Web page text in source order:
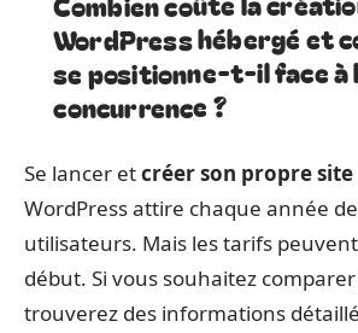
WordPress hébergé et
se positionne-t-il face à
concurrence ?
Se lancer etcréer son propre
WordPress attire chaque année
utilisateurs. Mais les tarifs
début. Si vous souhaitez
trouverez des informations